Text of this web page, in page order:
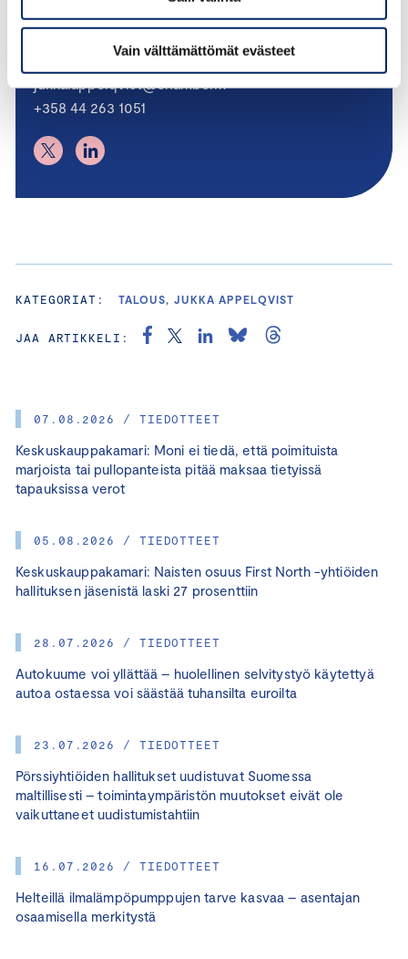
Vain välttämättömät evästeet
07.08.2026 / TIEDOTTEET
Keskuskauppakamari: Moni ei tiedä, että poimituista
marjoista tai pullopanteista pitää maksaa tietyissä
tapauksissa verot
05.08.2026 / TIEDOTTEET
Keskuskauppakamari: Naisten osuus First North -yhtiöiden
hallituksen jäsenistä laski 27 prosenttiin
28.07.2026 / TIEDOTTEET
Autokuume voi yllättää – huolellinen selvitystyö käytettyä
autoa ostaessa voi säästää tuhansilta euroilta
23.07.2026 / TIEDOTTEET
Pörssiyhtiöiden hallitukset uudistuvat Suomessa
maltillisesti – toimintaympäristön muutokset eivät ole
vaikuttaneet uudistumistahtiin
16.07.2026 / TIEDOTTEET
Helteillä ilmalämpöpumppujen tarve kasvaa – asentajan
osaamisella merkitystä
Jukka Appelqvist
PÄÄEKONOMISTI
jukka.appelqvist@chamber.fi
+358 44 263 1051
KATEGORIAT: TALOUS, JUKKA APPELQVIST
JAA ARTIKKELI: